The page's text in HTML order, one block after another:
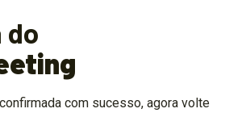
do
com sucesso, agora volte